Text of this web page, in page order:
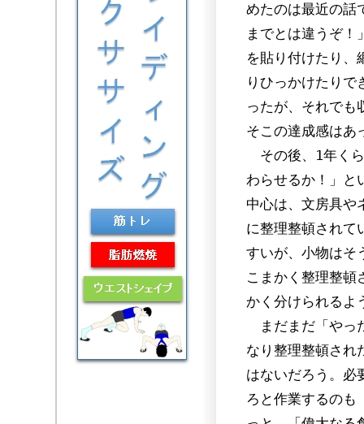
めたのは最近の話
までとは違うぞ！
を貼り付けたり、
りひっかけたりで
ったが、それでも
そこの達成感はあ
その後、1年く
わらせるか！」と
中心は、文房具や
に整理整頓されて
すいが、小物はそ
こまかく整理整頓
かく分けられるよ
まだまだ「やっ
なり整理整頓され
はないだろう。必
ろと作業するのも